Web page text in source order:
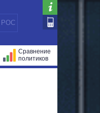
РОС
Сравнение
политиков